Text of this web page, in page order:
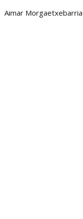
Aimar Morgaetxebarria